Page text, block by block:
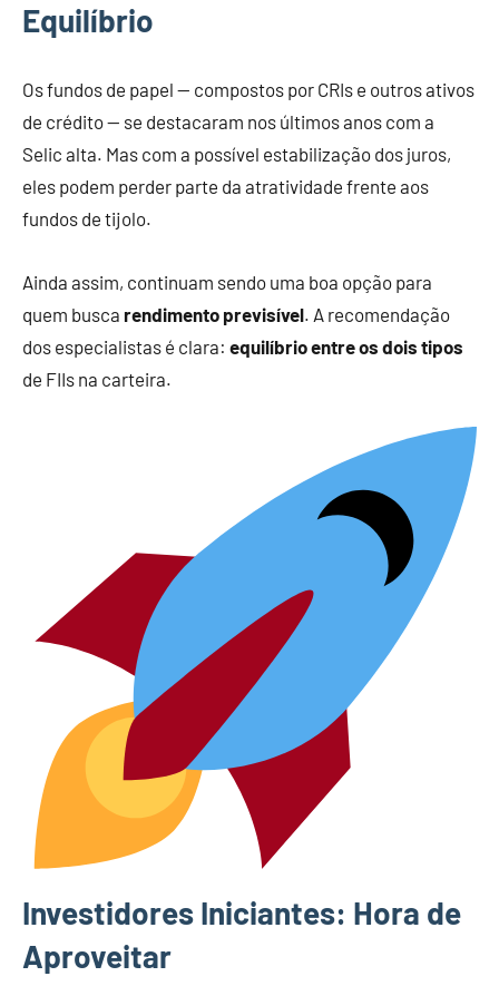
Equilíbrio
Os fundos de papel — compostos por CRIs e outros ativos
de crédito — se destacaram nos últimos anos com a
Selic alta. Mas com a possível estabilização dos juros,
eles podem perder parte da atratividade frente aos
fundos de tijolo.
Ainda assim, continuam sendo uma boa opção para
quem busca rendimento previsível. A recomendação
dos especialistas é clara: equilíbrio entre os dois tipos
de FIIs na carteira.
Investidores Iniciantes: Hora de
Aproveitar